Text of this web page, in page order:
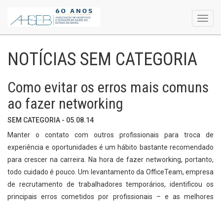
NOTÍCIAS SEM CATEGORIA
Como evitar os erros mais comuns
ao fazer networking
SEM CATEGORIA - 05.08.14
Manter o contato com outros profissionais para troca de
experiência e oportunidades é um hábito bastante recomendado
para crescer na carreira. Na hora de fazer networking, portanto,
todo cuidado é pouco. Um levantamento da OfficeTeam, empresa
de recrutamento de trabalhadores temporários, identificou os
principais erros cometidos por profissionais – e as melhores